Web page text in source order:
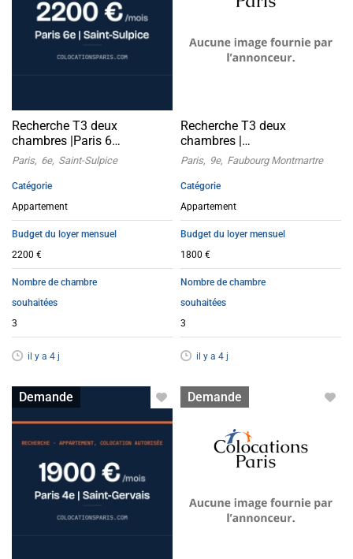
Recherche T3 deux
chambres |Paris 6
Saint‑Sulpice
Paris 6e Saint-Sulpice
Catégorie
Appartement
Budget du loyer mensuel
2200 €
Nombre de chambre
souhaitées
3
il y a 4 j
Recherche T3 deux
chambres |
Faubourg‑Montmartre 9
Paris 9e Faubourg Montmartre
Catégorie
Appartement
Budget du loyer mensuel
1800 €
Nombre de chambre
souhaitées
3
il y a 4 j
Demande
Appartement avec colocation
acceptée
Demande
Appartement avec colocation
acceptée